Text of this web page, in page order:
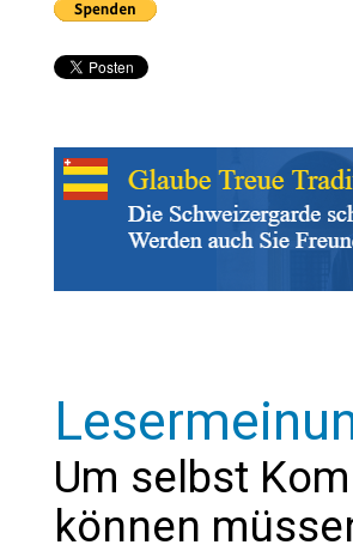
Um selbst
können